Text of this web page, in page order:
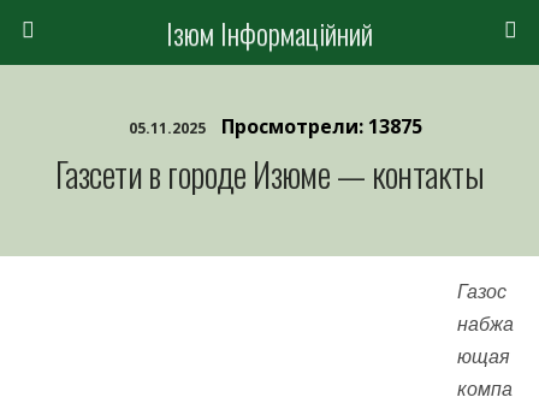
Ізюм Інформаційний
05.11.2025 Просмотрели: 13875
Газсети в городе Изюме — контакты
Газос
набжа
ющая
компа